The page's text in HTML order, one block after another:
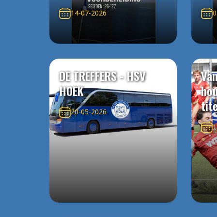
14-07-2026
DE TREFFERS - HSV
HOEK
20-05-2026